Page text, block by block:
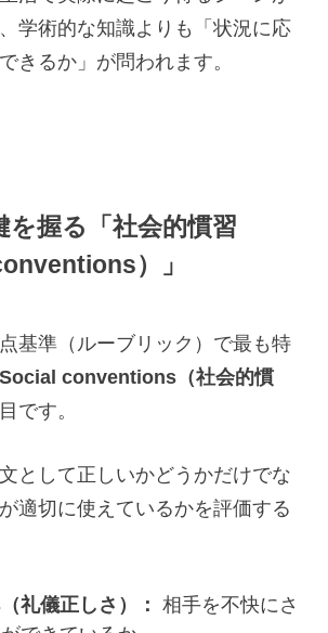
学術的な知識よりも「状況に応
きるか」が問われます。
を握る「社会的慣習
）」
基準（ルーブリック）で最も特
Social conventions（社会的慣
です。
として正しいかどうかだけでな
適切に使えているかを評価する
礼儀正しさ）：
相手を不快にさ